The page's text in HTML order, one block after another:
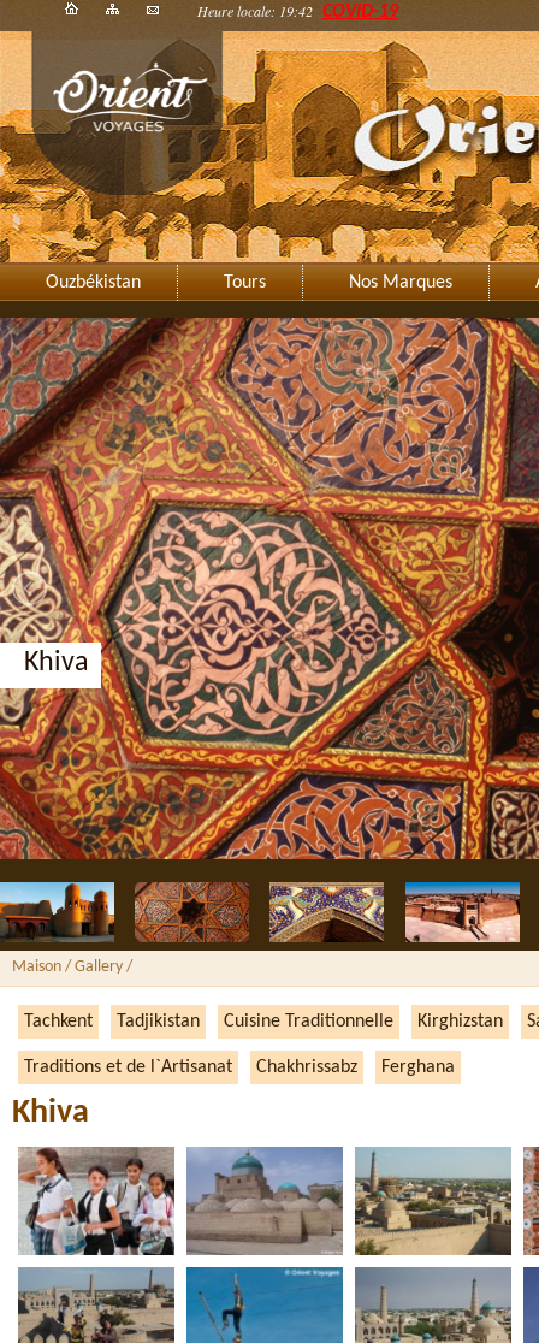
Heure locale: 19:42 COVID-19
Ouzbékistan Tours Nos Marques
Khiva
Maison / Gallery /
Tachkent Tadjikistan Cuisine Traditionnelle Kirghizstan
Traditions et de l`Artisanat Chakhrissabz Ferghana
Khiva